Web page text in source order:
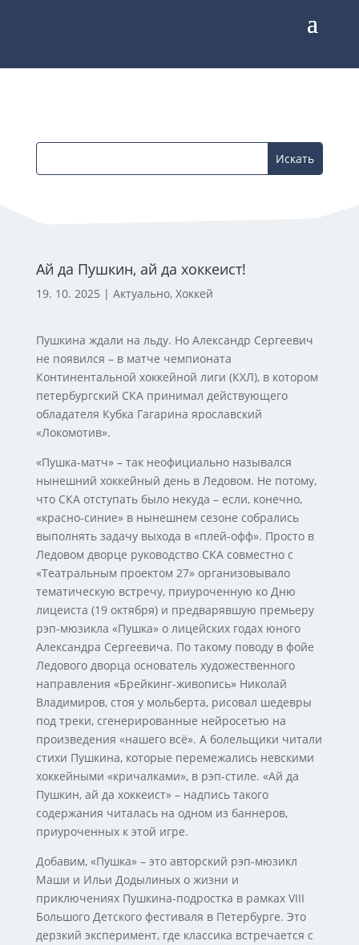
Ай да Пушкин, ай да хоккеист!
19. 10. 2025 | Актуально, Хоккей
Пушкина ждали на льду. Но Александр Сергеевич
не появился – в матче чемпионата
Континентальной хоккейной лиги (КХЛ), в котором
петербургский СКА принимал действующего
обладателя Кубка Гагарина ярославский
«Локомотив».
«Пушка-матч» – так неофициально назывался
нынешний хоккейный день в Ледовом. Не потому,
что СКА отступать было некуда – если, конечно,
«красно-синие» в нынешнем сезоне собрались
выполнять задачу выхода в «плей-офф». Просто в
Ледовом дворце руководство СКА совместно с
«Театральным проектом 27» организовывало
тематическую встречу, приуроченную ко Дню
лицеиста (19 октября) и предварявшую премьеру
рэп-мюзикла «Пушка» о лицейских годах юного
Александра Сергеевича. По такому поводу в фойе
Ледового дворца основатель художественного
направления «Брейкинг-живопись» Николай
Владимиров, стоя у мольберта, рисовал шедевры
под треки, сгенерированные нейросетью на
произведения «нашего всё». А болельщики читали
стихи Пушкина, которые перемежались невскими
хоккейными «кричалками», в рэп-стиле. «Ай да
Пушкин, ай да хоккеист» – надпись такого
содержания читалась на одном из баннеров,
приуроченных к этой игре.
Добавим, «Пушка» – это авторский рэп-мюзикл
Маши и Ильи Додылиных о жизни и
приключениях Пушкина-подростка в рамках VIII
Большого Детского фестиваля в Петербурге. Это
дерзкий эксперимент, где классика встречается с